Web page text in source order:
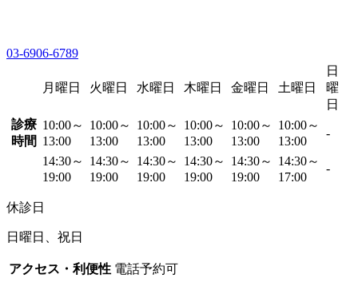
03-6906-6789
月曜日 火曜日 水曜日 木曜日 金曜日 土曜日
日
曜
日
診療
時間
10:00～
13:00
10:00～
13:00
10:00～
13:00
10:00～
13:00
10:00～
13:00
10:00～
13:00
-
14:30～
19:00
14:30～
19:00
14:30～
19:00
14:30～
19:00
14:30～
19:00
14:30～
17:00
-
休診日
日曜日、祝日
アクセス・利便性 電話予約可